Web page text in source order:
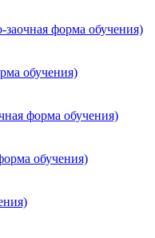
форма обучения)
обучения)
форма обучения)
обучения)